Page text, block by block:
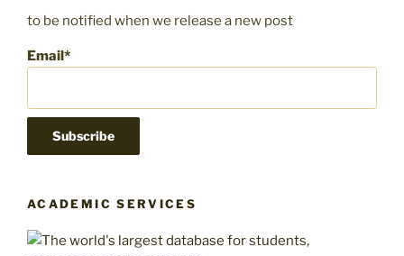
to be notified when we release a new post
Email*
ACADEMIC SERVICES